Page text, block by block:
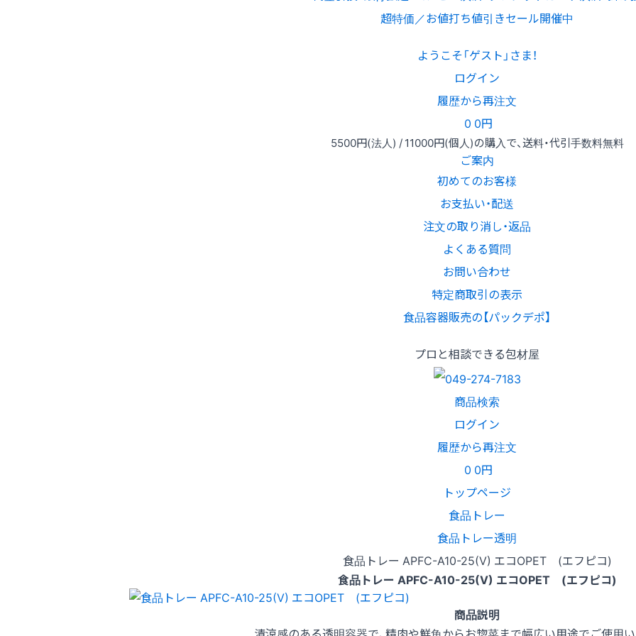
超特価／お値打ち値引きセール開催中
ようこそ「ゲスト」さま！
ログイン
履歴から再注文
0 0円
5500円(法人) /11000円(個人)の購入で、送料・代引手数料無料
ご案内
初めてのお客様
お支払い・配送
注文の取り消し・返品
よくある質問
お問い合わせ
特定商取引の表示
食品容器販売の【パックデポ】
プロと相談できる包材屋
商品検索
ログイン
履歴から再注文
0 0円
トップページ
食品トレー
食品トレー透明
食品トレー APFC-A10-25(V) エコOPET (エフピコ)
食品トレー APFC-A10-25(V) エコOPET (エフピコ)
商品説明